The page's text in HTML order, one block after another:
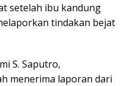
setelah ibu kandung
tindakan bejat
S. Saputro,
menerima laporan dari